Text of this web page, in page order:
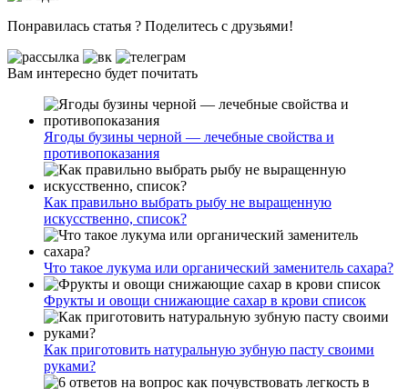
Понравилась статья ? Поделитесь с друзьями!
Вам интересно будет почитать
Ягоды бузины черной — лечебные свойства и
противопоказания
Как правильно выбрать рыбу не выращенную
искусственно, список?
Что такое лукума или органический заменитель сахара?
Фрукты и овощи снижающие сахар в крови список
Как приготовить натуральную зубную пасту своими
руками?